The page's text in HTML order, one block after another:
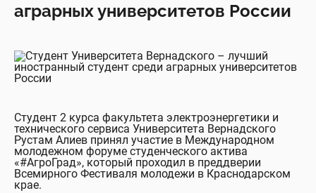
аграрных университетов России
Студент 2 курса факультета электроэнергетики и
технического сервиса Университета Вернадского
Рустам Алиев принял участие в Международном
молодежном форуме студенческого актива
«#АгроГрад», который проходил в преддверии
Всемирного Фестиваля молодежи в Краснодарском
крае.